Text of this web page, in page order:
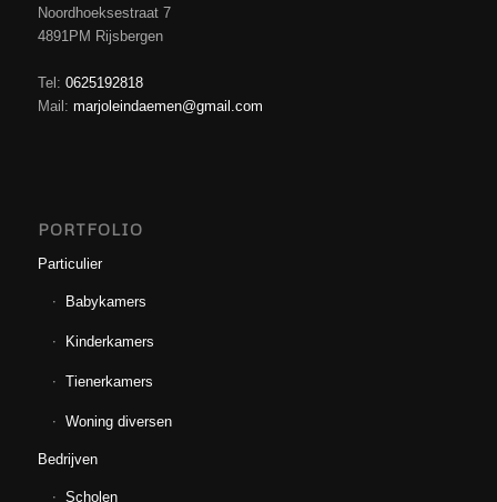
Noordhoeksestraat 7
4891PM Rijsbergen
Tel: 0625192818
Mail: marjoleindaemen@gmail.com
PORTFOLIO
Particulier
Babykamers
Kinderkamers
Tienerkamers
Woning diversen
Bedrijven
Scholen